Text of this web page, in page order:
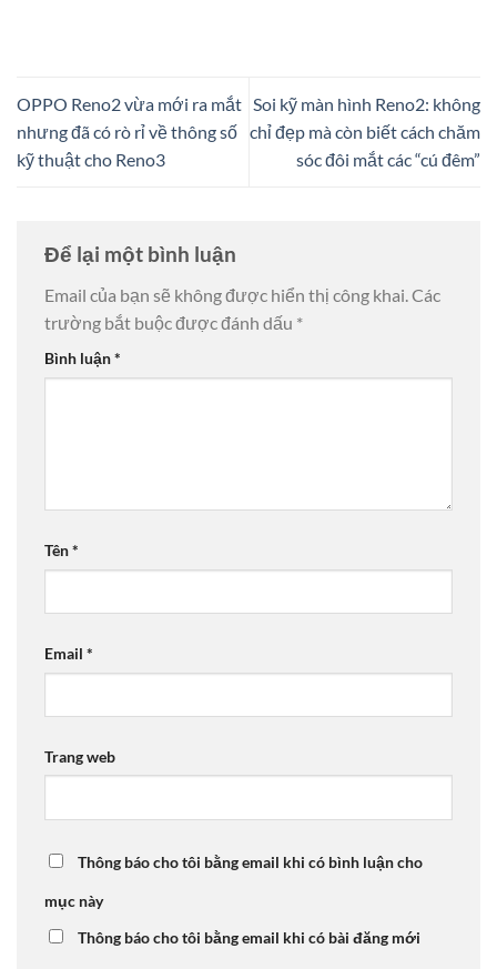
OPPO Reno2 vừa mới ra mắt
nhưng đã có rò rỉ về thông số
kỹ thuật cho Reno3
Soi kỹ màn hình Reno2: không
chỉ đẹp mà còn biết cách chăm
sóc đôi mắt các “cú đêm”
Để lại một bình luận
Email của bạn sẽ không được hiển thị công khai.Các
trường bắt buộc được đánh dấu *
Bình luận*
Tên*
Email *
Trang web
Thông báo cho tôi bằng email khi có bình luận cho
mục này
Thông báo cho tôi bằng email khi có bài đăng mới